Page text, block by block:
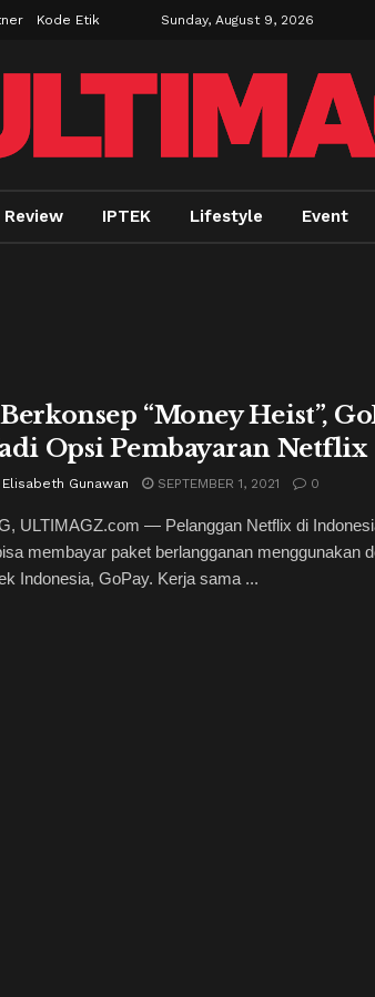
Kode Etik Sunday, August 9, 2026
Review IPTEK Lifestyle Event
“Money Heist”,
Opsi Pembayaran Netflix
Gunawan SEPTEMBER 1, 2021 0
ULTIMAGZ.com — Pelanggan Netflix di
membayar paket berlangganan menggunakan
Indonesia, GoPay. Kerja sama ...